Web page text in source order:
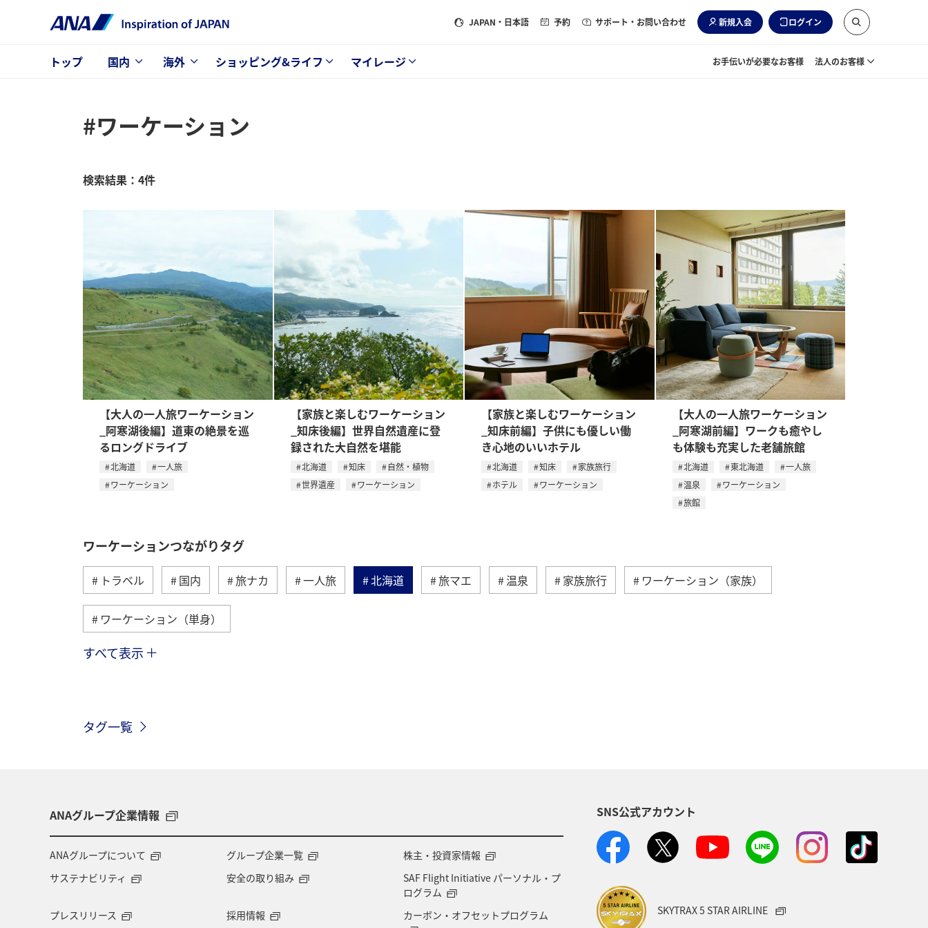
JAPAN ・日本語 予約 サポート・お問い合わせ 新規入会 ログイン
トップ 国内 海外 ショッピング&ライフ マイレージ お手伝いが必要なお客様 法人のお客様
#ワーケーション
検索結果：4件
【大人の一人旅ワーケーション
_阿寒湖後編】道東の絶景を巡
るロングドライブ
北海道
一人旅
ワーケーション
【家族と楽しむワーケーション
_知床後編】世界自然遺産に登
録された大自然を堪能
北海道 知床
自然・植物
世界遺産
ワーケーション
【家族と楽しむワーケーション
_知床前編】子供にも優しい働
き心地のいいホテル
北海道 知床
家族旅行
ホテル
ワーケーション
【大人の一人旅ワーケーション
_阿寒湖前編】ワークも癒やし
も体験も充実した老舗旅館
北海道 東北海道
一人旅
温泉
ワーケーション
旅館
ワーケーションつながりタグ
トラベル 国内 旅ナカ 一人旅 北海道 旅マエ 温泉 家族旅行 ワーケーション（家族）
ワーケーション（単身）
九州地方
アユ
すべて表示
タグ一覧
ANAグループ企業情報
ANAグループについて グループ企業一覧
株主・投資家情報
サステナビリティ
安全の取り組み
SAF Flight Initiative パーソナル・プ
ログラム
プレスリリース
採用情報 カーボン・オフセットプログラム
SNS公式アカウント
SKYTRAX 5 STAR AIRLINE